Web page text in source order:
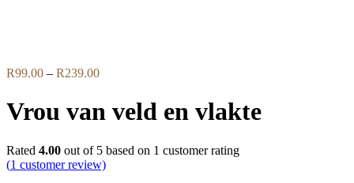
R99.00 – R239.00Price
through
Vrou van veld en vlakte
Rated 4.00 out of 5 based on 1 customer rating
(1 customer review)